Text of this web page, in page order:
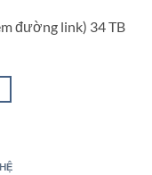
đường link) 34 TB